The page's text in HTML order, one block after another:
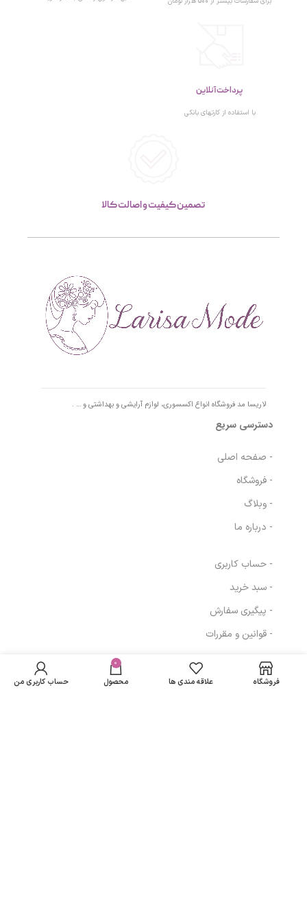
پرداخت آنلاین
با استفاده از کارتهای بانکی
تصمین کیفیت و اصالت کالا
لاریسا مد فروشگاه انواع اکسسوری، لوازم آرایشی و بهداشتی و … .
دسترسی سریع
- صفحه اصلی
- فروشگاه
- وبلاگ
- درباره ما
- حساب کاربری
- سبد خرید
- پیگیری سفارش
- قوانین و مقررات
مسیرهای ارتباطی
کرم لایه بردار
تومان
باشد فروشگاه علاقه مندی ها
0
محصول حساب کاربری من